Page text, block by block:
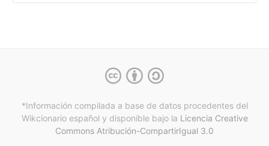
*Información compilada a base de datos procedentes del
Wikcionario español y disponible bajo la Licencia Creative
Commons Atribución-CompartirIgual 3.0